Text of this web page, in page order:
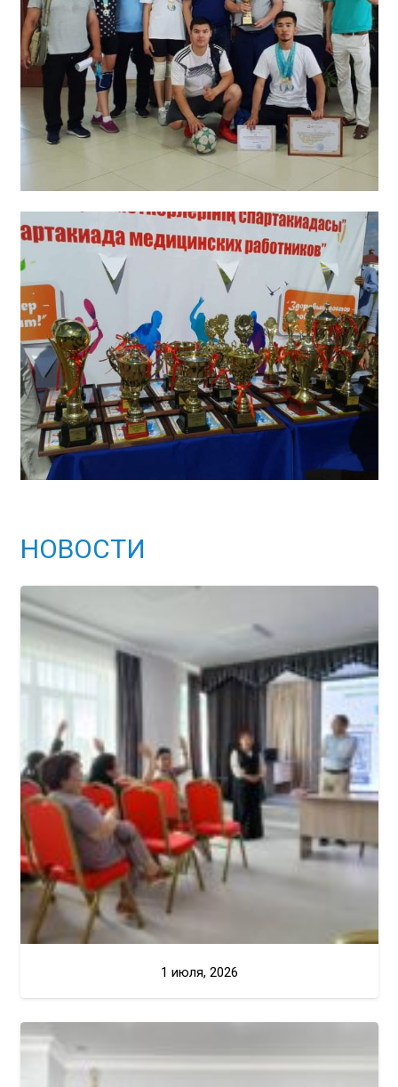
НОВОСТИ
1 июля, 2026